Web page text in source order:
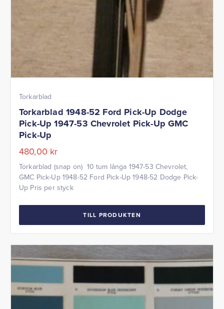
Torkarblad
Torkarblad 1948-52 Ford Pick-Up Dodge
Pick-Up 1947-53 Chevrolet Pick-Up GMC
Pick-Up
480,00 kr
Torkarblad (snap on) 10 tum långa 1947-53 Chevrolet,
GMC Pick-Up 1948-52 Ford Pick-Up 1948-52 Dodge Pick-
Up Pris per styck
TILL PRODUKTEN